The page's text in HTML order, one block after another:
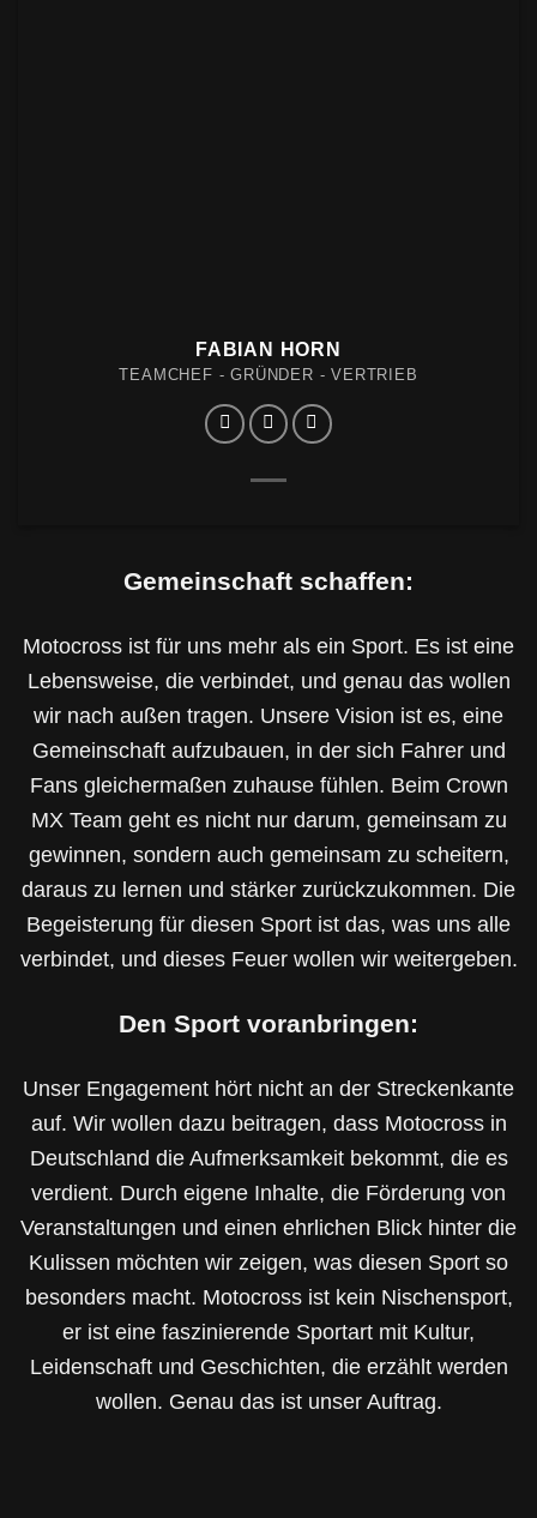
FABIAN HORN
TEAMCHEF - GRÜNDER - VERTRIEB
Gemeinschaft schaffen:
Motocross ist für uns mehr als ein Sport. Es ist eine
Lebensweise, die verbindet, und genau das wollen
wir nach außen tragen. Unsere Vision ist es, eine
Gemeinschaft aufzubauen, in der sich Fahrer und
Fans gleichermaßen zuhause fühlen. Beim Crown
MX Team geht es nicht nur darum, gemeinsam zu
gewinnen, sondern auch gemeinsam zu scheitern,
daraus zu lernen und stärker zurückzukommen. Die
Begeisterung für diesen Sport ist das, was uns alle
verbindet, und dieses Feuer wollen wir weitergeben.
Den Sport voranbringen:
Unser Engagement hört nicht an der Streckenkante
auf. Wir wollen dazu beitragen, dass Motocross in
Deutschland die Aufmerksamkeit bekommt, die es
verdient. Durch eigene Inhalte, die Förderung von
Veranstaltungen und einen ehrlichen Blick hinter die
Kulissen möchten wir zeigen, was diesen Sport so
besonders macht. Motocross ist kein Nischensport,
er ist eine faszinierende Sportart mit Kultur,
Leidenschaft und Geschichten, die erzählt werden
wollen. Genau das ist unser Auftrag.